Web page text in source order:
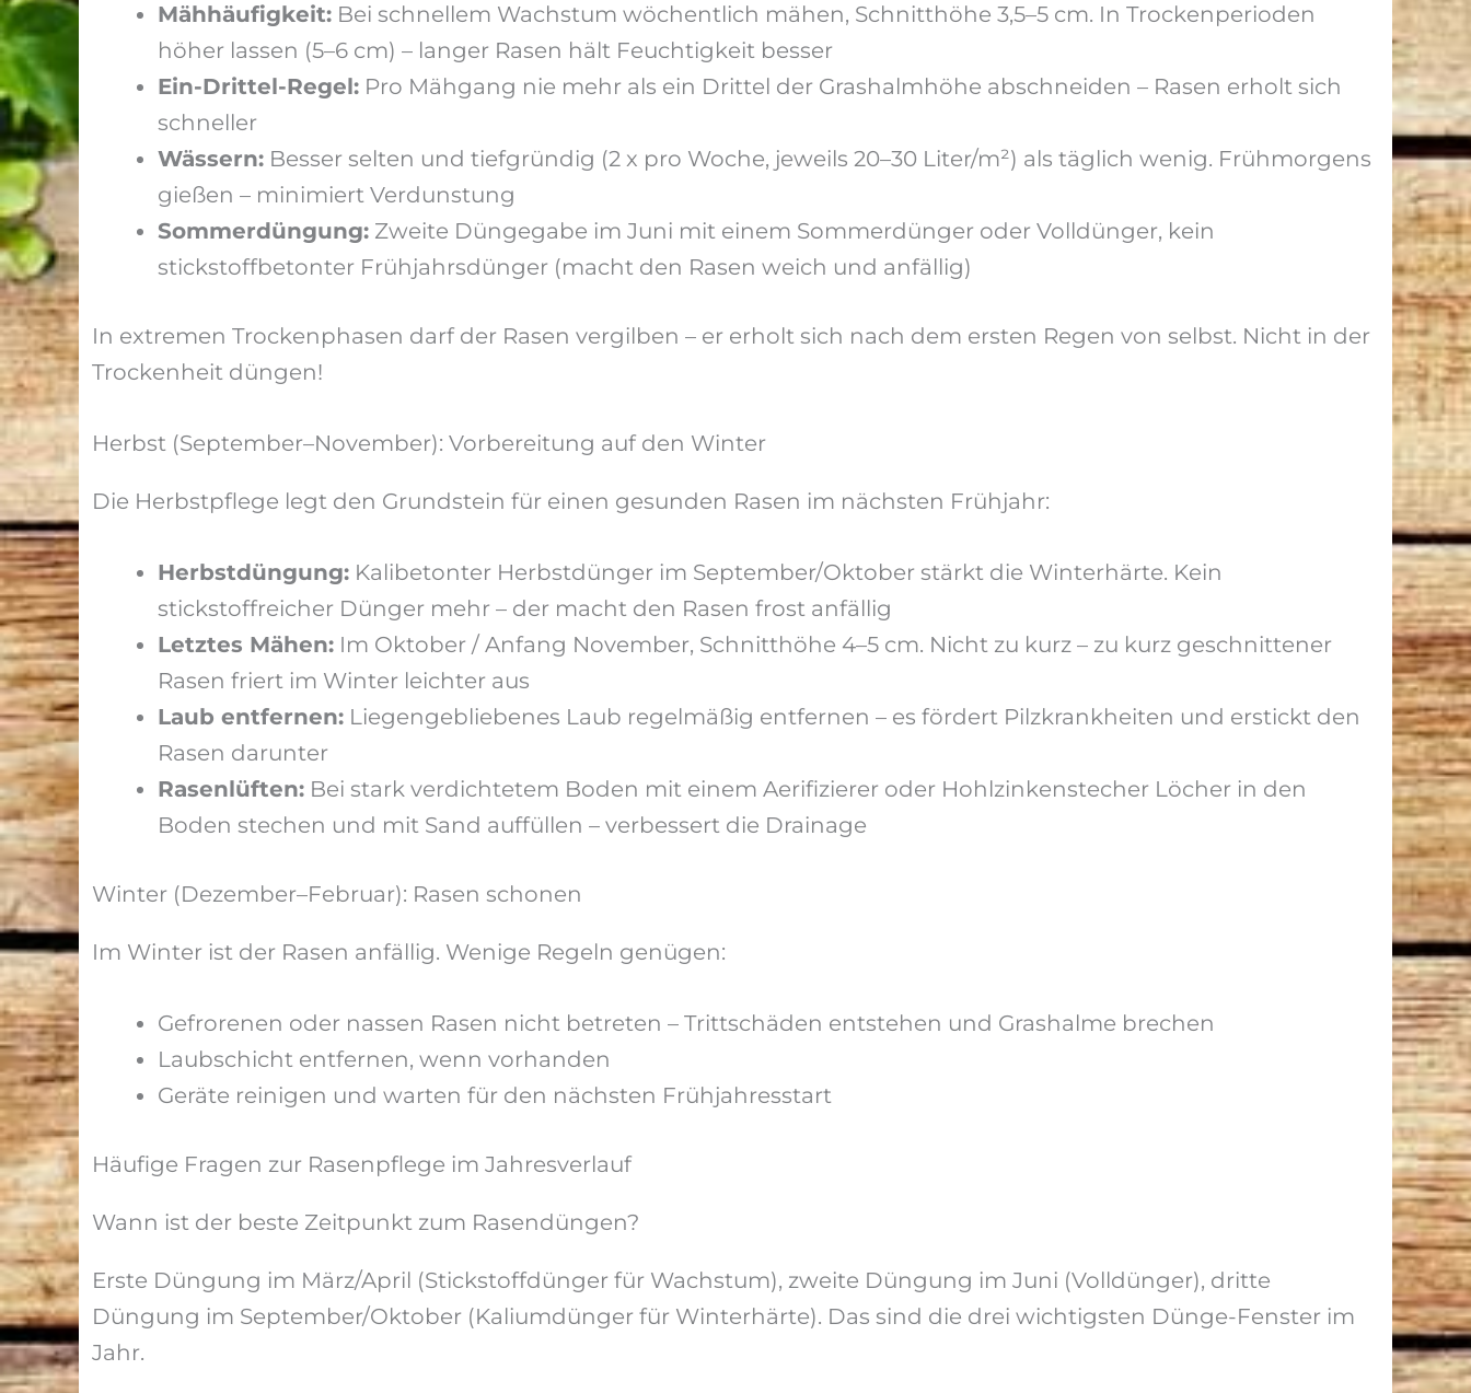
Mähhäufigkeit: Bei schnellem Wachstum wöchentlich mähen, Schnitthöhe 3,5–5 cm. In Trockenperioden
höher lassen (5–6 cm) – langer Rasen hält Feuchtigkeit besser
Ein-Drittel-Regel: Pro Mähgang nie mehr als ein Drittel der Grashalmhöhe abschneiden – Rasen erholt sich
schneller
Wässern: Besser selten und tiefgründig (2 x pro Woche, jeweils 20–30 Liter/m²) als täglich wenig. Frühmorgens
gießen – minimiert Verdunstung
Sommerdüngung: Zweite Düngegabe im Juni mit einem Sommerdünger oder Volldünger, kein
stickstoffbetonter Frühjahrsdünger (macht den Rasen weich und anfällig)
In extremen Trockenphasen darf der Rasen vergilben – er erholt sich nach dem ersten Regen von selbst. Nicht in der
Trockenheit düngen!
Herbst (September–November): Vorbereitung auf den Winter
Die Herbstpflege legt den Grundstein für einen gesunden Rasen im nächsten Frühjahr:
Herbstdüngung: Kalibetonter Herbstdünger im September/Oktober stärkt die Winterhärte. Kein
stickstoffreicher Dünger mehr – der macht den Rasen frost anfällig
Letztes Mähen: Im Oktober / Anfang November, Schnitthöhe 4–5 cm. Nicht zu kurz – zu kurz geschnittener
Rasen friert im Winter leichter aus
Laub entfernen: Liegengebliebenes Laub regelmäßig entfernen – es fördert Pilzkrankheiten und erstickt den
Rasen darunter
Rasenlüften: Bei stark verdichtetem Boden mit einem Aerifizierer oder Hohlzinkenstecher Löcher in den
Boden stechen und mit Sand auffüllen – verbessert die Drainage
Winter (Dezember–Februar): Rasen schonen
Im Winter ist der Rasen anfällig. Wenige Regeln genügen:
Gefrorenen oder nassen Rasen nicht betreten – Trittschäden entstehen und Grashalme brechen
Laubschicht entfernen, wenn vorhanden
Geräte reinigen und warten für den nächsten Frühjahresstart
Häufige Fragen zur Rasenpflege im Jahresverlauf
Wann ist der beste Zeitpunkt zum Rasendüngen?
Erste Düngung im März/April (Stickstoffdünger für Wachstum), zweite Düngung im Juni (Volldünger), dritte
Düngung im September/Oktober (Kaliumdünger für Winterhärte). Das sind die drei wichtigsten Dünge-Fenster im
Jahr.